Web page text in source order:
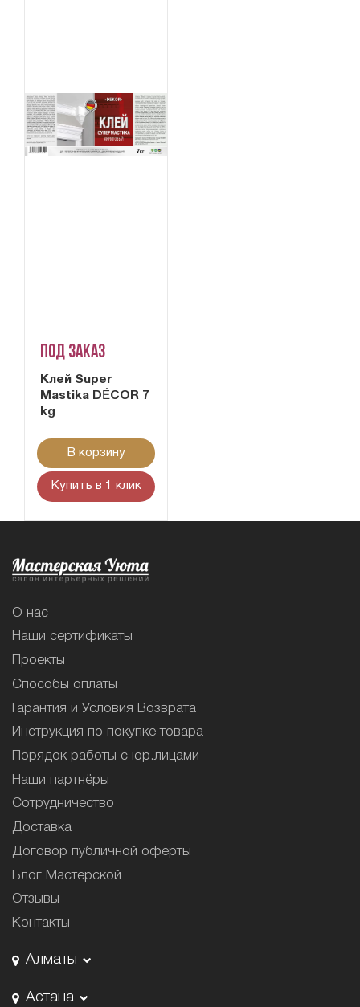
Под заказ
Клей Super
Mastika DÉCOR 7
kg
В корзину
Купить в 1 клик
О нас
Наши сертификаты
Проекты
Способы оплаты
Гарантия и Условия Возврата
Инструкция по покупке товара
Порядок работы с юр.лицами
Наши партнёры
Сотрудничество
Доставка
Договор публичной оферты
Блог Мастерской
Отзывы
Контакты
Алматы
Астана